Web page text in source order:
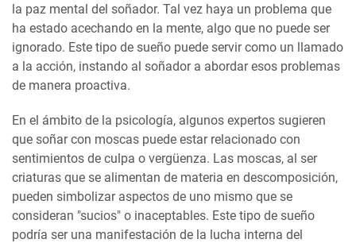
la paz mental del soñador. Tal vez haya un problema que
ha estado acechando en la mente, algo que no puede ser
ignorado. Este tipo de sueño puede servir como un llamado
a la acción, instando al soñador a abordar esos problemas
de manera proactiva.
En el ámbito de la psicología, algunos expertos sugieren
que soñar con moscas puede estar relacionado con
sentimientos de culpa o vergüenza. Las moscas, al ser
criaturas que se alimentan de materia en descomposición,
pueden simbolizar aspectos de uno mismo que se
consideran "sucios" o inaceptables. Este tipo de sueño
podría ser una manifestación de la lucha interna del